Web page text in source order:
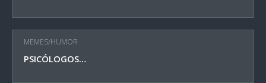
MEMES/HUMOR
PSICÓLOGOS…